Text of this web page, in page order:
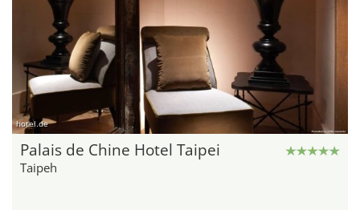
hotel.de
Palais de Chine Hotel Taipei
Taipeh